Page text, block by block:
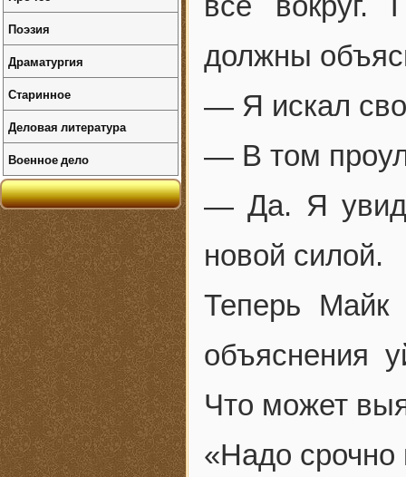
должны
— Я искал
— В том
— Да. Я
новой силой.
Теперь Майк
объяснения
Что может
«Надо срочно
Поэзия
Драматургия
Старинное
Деловая литература
Военное дело